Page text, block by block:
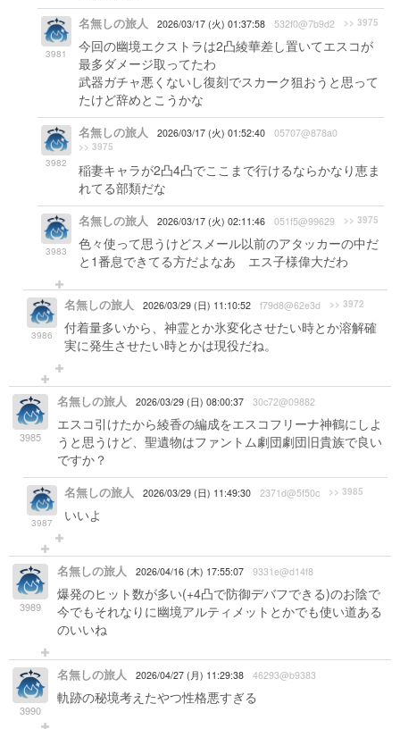
3981
名無しの旅人 2026/03/17 (火) 01:37:58 532f0@7b9d2 >> 3975
今回の幽境エクストラは2凸綾華差し置いてエスコが
最多ダメージ取ってたわ
武器ガチャ悪くないし復刻でスカーク狙おうと思って
たけど辞めとこうかな
3982
名無しの旅人 2026/03/17 (火) 01:52:40 05707@878a0
>> 3975
稲妻キャラが2凸4凸でここまで行けるならかなり恵ま
れてる部類だな
3983
名無しの旅人 2026/03/17 (火) 02:11:46 051f5@99629 >> 3975
色々使って思うけどスメール以前のアタッカーの中だ
と1番息できてる方だよなあ エス子様偉大だわ
3986
名無しの旅人 2026/03/29 (日) 11:10:52 f79d8@62e3d >> 3972
付着量多いから、神霊とか氷変化させたい時とか溶解確
実に発生させたい時とかは現役だね。
3985
名無しの旅人 2026/03/29 (日) 08:00:37 30c72@09882
エスコ引けたから綾香の編成をエスコフリーナ神鶴にしよ
うと思うけど、聖遺物はファントム劇団劇団旧貴族で良い
ですか？
3987
名無しの旅人 2026/03/29 (日) 11:49:30 2371d@5f50c >> 3985
いいよ
3989
名無しの旅人 2026/04/16 (木) 17:55:07 9331e@d14f8
爆発のヒット数が多い(+4凸で防御デバフできる)のお陰で
今でもそれなりに幽境アルティメットとかでも使い道ある
のいいね
3990
名無しの旅人 2026/04/27 (月) 11:29:38 46293@b9383
軌跡の秘境考えたやつ性格悪すぎる